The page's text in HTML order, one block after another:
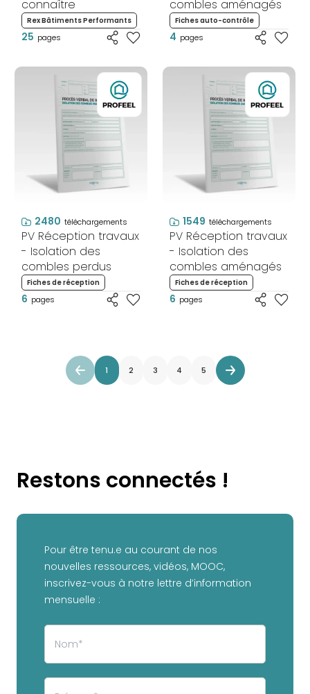
connaître
Rex Bâtiments Performants
25 pages
combles aménagés
Fiches auto-contrôle
4 pages
2480 téléchargements
PV Réception travaux
- Isolation des
combles perdus
Fiches de réception
6 pages
1549 téléchargements
PV Réception travaux
- Isolation des
combles aménagés
Fiches de réception
6 pages
1 2 3 4 5
Restons connectés !
Pour être tenu.e au courant de nos
nouvelles ressources, vidéos, MOOC,
inscrivez-vous à notre lettre d’information
mensuelle :